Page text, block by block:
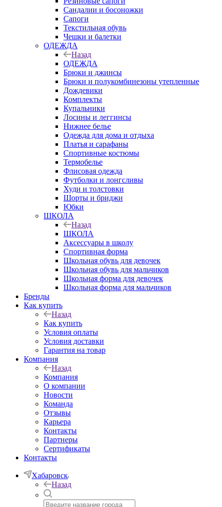
Сандалии и босоножки
Сапоги
Текстильная обувь
Чешки и балетки
ОДЕЖДА
Назад
ОДЕЖДА
Брюки и джинсы
Брюки и полукомбинезоны утепленные
Дождевики
Комплекты
Купальники
Лосины и леггинсы
Нижнее белье
Одежда для дома и отдыха
Платья и сарафаны
Спортивные костюмы
Термобелье
Флисовая одежда
Футболки и лонгсливы
Худи и толстовки
Шорты и бриджи
Юбки
ШКОЛА
Назад
ШКОЛА
Аксессуары в школу
Спортивная форма
Школьная обувь для девочек
Школьная обувь для мальчиков
Школьная форма для девочек
Школьная форма для мальчиков
Бренды
Как купить
Назад
Как купить
Условия оплаты
Условия доставки
Гарантия на товар
Компания
Назад
Компания
О компании
Новости
Команда
Отзывы
Карьера
Контакты
Партнеры
Сертификаты
Контакты
Хабаровск
Назад